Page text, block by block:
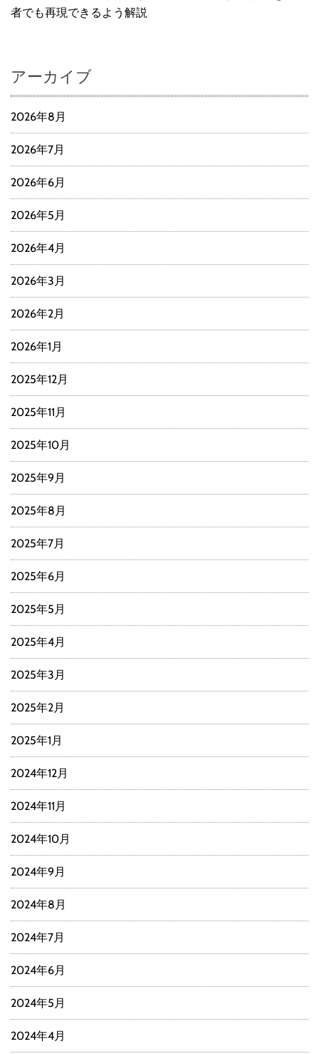
者でも再現できるよう解説
アーカイブ
2026年8月
2026年7月
2026年6月
2026年5月
2026年4月
2026年3月
2026年2月
2026年1月
2025年12月
2025年11月
2025年10月
2025年9月
2025年8月
2025年7月
2025年6月
2025年5月
2025年4月
2025年3月
2025年2月
2025年1月
2024年12月
2024年11月
2024年10月
2024年9月
2024年8月
2024年7月
2024年6月
2024年5月
2024年4月